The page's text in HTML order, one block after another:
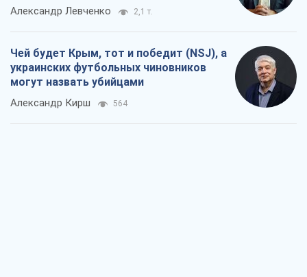
Александр Левченко 2,1 т.
Чей будет Крым, тот и победит (NSJ), а
украинских футбольных чиновников
могут назвать убийцами
Александр Кирш 564